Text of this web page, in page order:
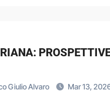
Giulio Alvaro Mar 13,